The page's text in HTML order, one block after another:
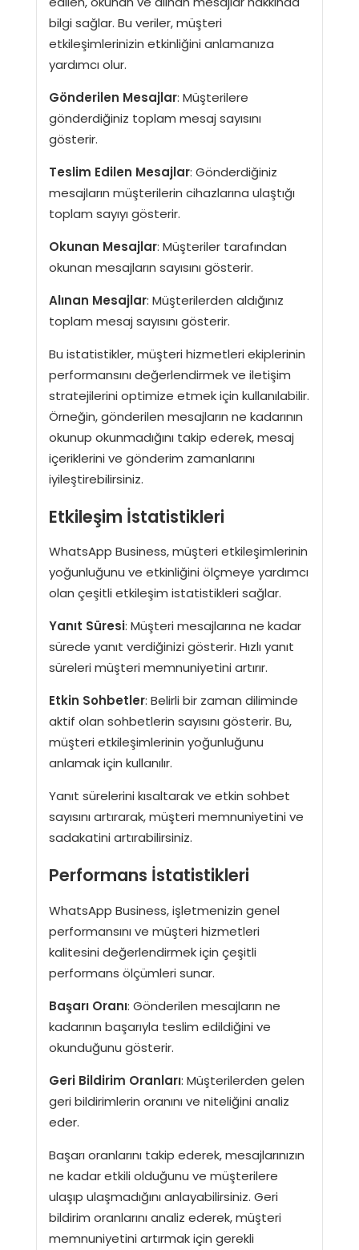
bilgi sağlar. Bu veriler, müşteri
etkileşimlerinizin etkinliğini anlamanıza
yardımcı olur.
Gönderilen Mesajlar: Müşterilere
gönderdiğiniz toplam mesaj sayısını
gösterir.
Teslim Edilen Mesajlar: Gönderdiğiniz
mesajların müşterilerin cihazlarına ulaştığı
toplam sayıyı gösterir.
Okunan Mesajlar: Müşteriler tarafından
okunan mesajların sayısını gösterir.
Alınan Mesajlar: Müşterilerden aldığınız
toplam mesaj sayısını gösterir.
Bu istatistikler, müşteri hizmetleri ekiplerinin
performansını değerlendirmek ve iletişim
stratejilerini optimize etmek için kullanılabilir.
Örneğin, gönderilen mesajların ne kadarının
okunup okunmadığını takip ederek, mesaj
içeriklerini ve gönderim zamanlarını
iyileştirebilirsiniz.
Etkileşim İstatistikleri
WhatsApp Business, müşteri etkileşimlerinin
yoğunluğunu ve etkinliğini ölçmeye yardımcı
olan çeşitli etkileşim istatistikleri sağlar.
Yanıt Süresi: Müşteri mesajlarına ne kadar
sürede yanıt verdiğinizi gösterir. Hızlı yanıt
süreleri müşteri memnuniyetini artırır.
Etkin Sohbetler: Belirli bir zaman diliminde
aktif olan sohbetlerin sayısını gösterir. Bu,
müşteri etkileşimlerinin yoğunluğunu
anlamak için kullanılır.
Yanıt sürelerini kısaltarak ve etkin sohbet
sayısını artırarak, müşteri memnuniyetini ve
sadakatini artırabilirsiniz.
Performans İstatistikleri
WhatsApp Business, işletmenizin genel
performansını ve müşteri hizmetleri
kalitesini değerlendirmek için çeşitli
performans ölçümleri sunar.
Başarı Oranı: Gönderilen mesajların ne
kadarının başarıyla teslim edildiğini ve
okunduğunu gösterir.
Geri Bildirim Oranları: Müşterilerden gelen
geri bildirimlerin oranını ve niteliğini analiz
eder.
Başarı oranlarını takip ederek, mesajlarınızın
ne kadar etkili olduğunu ve müşterilere
ulaşıp ulaşmadığını anlayabilirsiniz. Geri
bildirim oranlarını analiz ederek, müşteri
memnuniyetini artırmak için gerekli